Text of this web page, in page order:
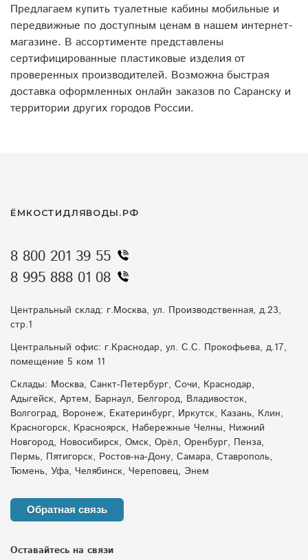
Предлагаем купить туалетные кабины мобильные и
передвижные по доступным ценам в нашем интернет-
магазине. В ассортименте представлены
сертифицированные пластиковые изделия от
проверенных производителей. Возможна быстрая
доставка оформленных онлайн заказов по Саранску и
территории других городов России.
ЁМКОСТИДЛЯВОДЫ.РФ
8 800 201 39 55
8 995 888 01 08
Центральный склад: г.Москва, ул. Производственная, д.23,
стр.1
Центральный офис: г.Краснодар, ул. С.С. Прокофьева, д.17,
помещение 5 ком 11
Склады: Москва, Санкт-Петербург, Сочи, Краснодар,
Адыгейск, Артем, Барнаул, Белгород, Владивосток,
Волгоград, Воронеж, Екатеринбург, Иркутск, Казань, Клин,
Красногорск, Красноярск, Набережные Челны, Нижний
Новгород, Новосибирск, Омск, Орёл, Оренбург, Пенза,
Пермь, Пятигорск, Ростов-на-Дону, Самара, Ставрополь,
Тюмень, Уфа, Челябинск, Череповец, Энем
Обратная связь
Оставайтесь на связи